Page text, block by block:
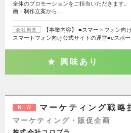
全体のプロモーションをご担当いただきます。
画・制作立案から…
会社概要
【事業内容】 ■スマートフォン向
スマートフォン向け公式サイトの運営■eスポ
興味あり
NEW マーケティング戦略
マーケティング・販促企画